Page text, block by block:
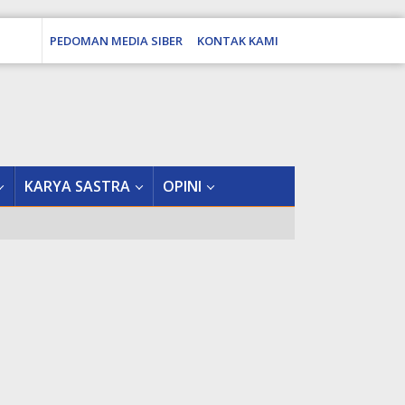
PEDOMAN MEDIA SIBER KONTAK KAMI
KARYA SASTRA OPINI